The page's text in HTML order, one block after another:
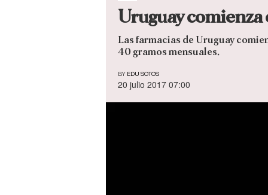
Uruguay comienza
Las farmacias de Uruguay
40 gramos mensuales.
BY EDU SOTOS
20 julio 2017 07:00